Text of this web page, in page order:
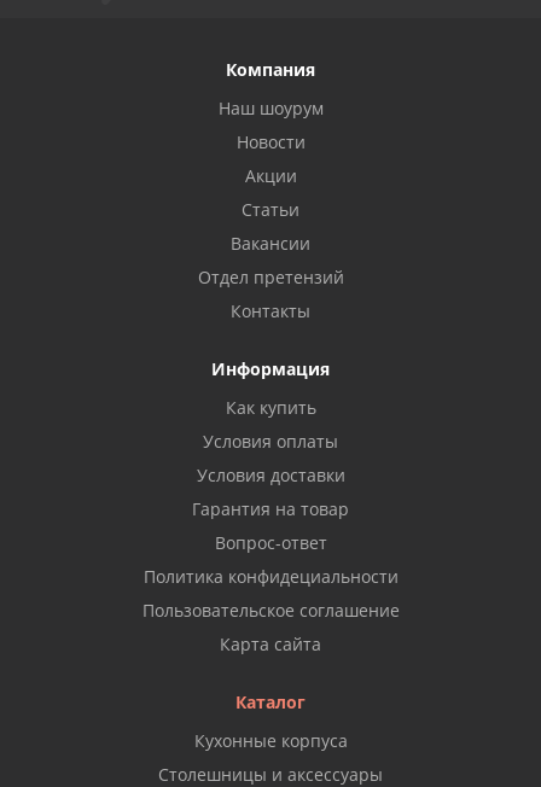
Компания
Наш шоурум
Новости
Акции
Статьи
Вакансии
Отдел претензий
Контакты
Информация
Как купить
Условия оплаты
Условия доставки
Гарантия на товар
Вопрос-ответ
Политика конфидециальности
Пользовательское соглашение
Карта сайта
Каталог
Кухонные корпуса
Столешницы и аксессуары